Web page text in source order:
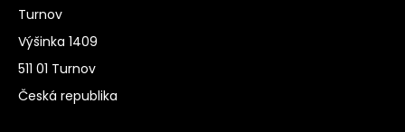
Turnov
Výšinka 1409
511 01 Turnov
Česká republika